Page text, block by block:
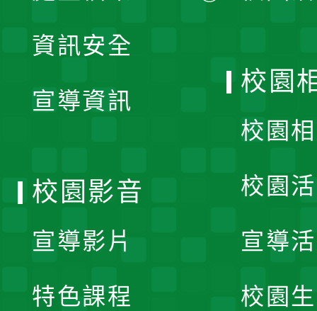
資訊安全
宣導資訊
校園
校園
校園
宣導
校園
校園影音
宣導影片
特色課程